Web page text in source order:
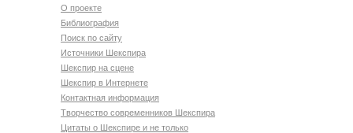
О проекте
Библиография
Поиск по сайту
Источники Шекспира
Шекспир на сцене
Шекспир в Интернете
Контактная информация
Творчество современников Шекспира
Цитаты о Шекспире и не только